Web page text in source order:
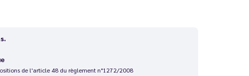
de l'article 48 du règlement n°1272/2008